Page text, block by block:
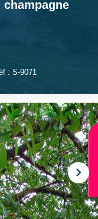
champagne
: S-9071